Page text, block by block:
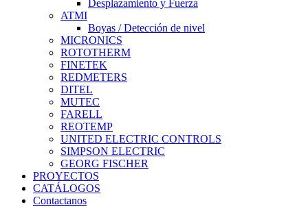
Desplazamiento y Fuerza
ATMI
Boyas / Detección de nivel
MICRONICS
ROTOTHERM
FINETEK
REDMETERS
DITEL
MUTEC
FARELL
REOTEMP
UNITED ELECTRIC CONTROLS
SIMPSON ELECTRIC
GEORG FISCHER
PROYECTOS
CATÁLOGOS
Contactanos